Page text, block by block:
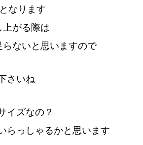
なります
がる際は
ないと思いますので
さいね
イズなの？
らっしゃるかと思います